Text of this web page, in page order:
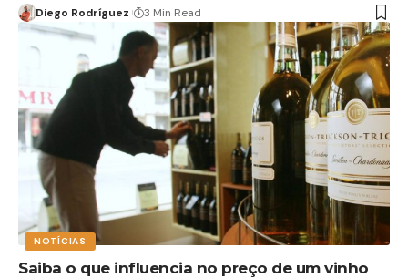
Diego Rodríguez 3 Min Read
NOTÍCIAS
Saiba o que influencia no preço de um vinho